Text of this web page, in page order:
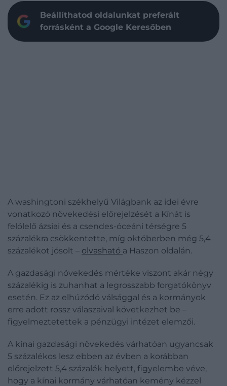
Beállíthatod oldalunkat preferált
forrásként a Google Keresőben
A washingtoni székhelyű Világbank az idei évre
vonatkozó növekedési előrejelzését a Kínát is
felölelő ázsiai és a csendes-óceáni térségre 5
százalékra csökkentette, míg októberben még 5,4
százalékot jósolt – olvasható a Haszon oldalán.
A gazdasági növekedés mértéke viszont akár négy
százalékig is zuhanhat a legrosszabb forgatókönyv
esetén. Ez az elhúzódó válsággal és a kormányok
erre adott rossz válaszaival következhet be –
figyelmeztetettek a pénzügyi intézet elemzői.
A kínai gazdasági növekedés várhatóan ugyancsak
5 százalékos lesz ebben az évben a korábban
előrejelzett 5,4 százalék helyett, figyelembe véve,
hogy a kínai kormány várhatóan kemény kézzel